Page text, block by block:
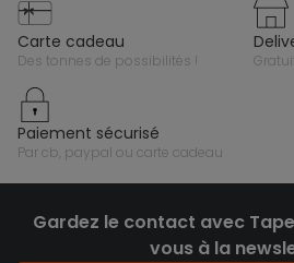
carte cadeau
des tonnes de possibilités !
paiement sécurisé
par cb, paypal ou carte cadeau
Gardez le contact avec
vous à la